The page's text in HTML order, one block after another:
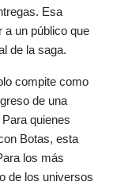
Esa
a un público que
de la saga.
compite como
de una
quienes
Botas, esta
los más
de los universos